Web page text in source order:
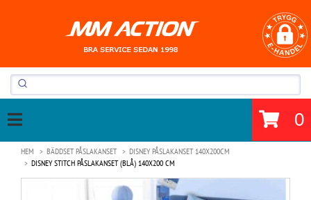
0
HEM BÄDDSET PÅSLAKANSET
DISNEY PÅSLAKANSET 140X200CM
DISNEY STITCH PÅSLAKANSET (BLÅ) 140X200 CM